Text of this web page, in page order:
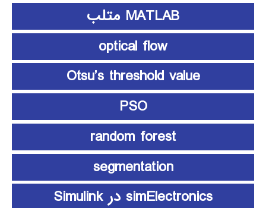
MATLAB متلب
optical flow
Otsu’s threshold value
PSO
random forest
segmentation
simElectronics در Simulink